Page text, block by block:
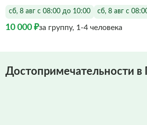
сб, 8 авг с 08:00 до 10:00 сб, 8 авг с
10 000 ₽за группу, 1-4 человека
Достопримечательности в